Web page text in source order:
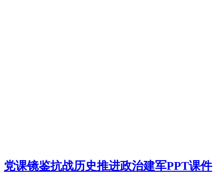
党课镜鉴抗战历史推进政治建军PPT课件